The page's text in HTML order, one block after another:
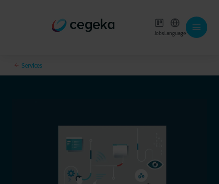
JobsLanguage
Services